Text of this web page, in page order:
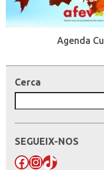
Agenda
Cerca
SEGUEIX-NOS
Facebook
Instagram
TikTok